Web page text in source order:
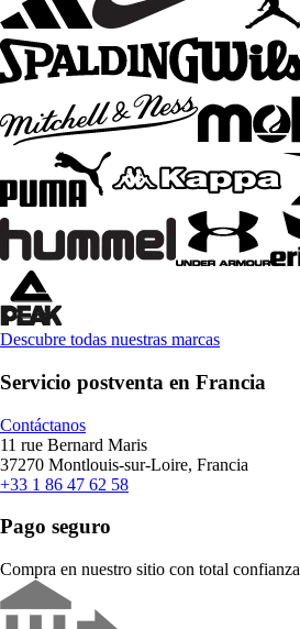
Descubre todas nuestras marcas
Servicio postventa en Francia
Contáctanos
11 rue Bernard Maris
37270 Montlouis-sur-Loire, Francia
+33 1 86 47 62 58
Pago seguro
Compra en nuestro sitio con total confianza